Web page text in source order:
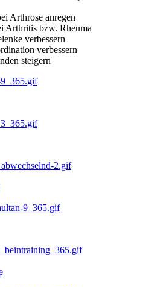
Arthrose anregen
Arthritis bzw. Rheuma
verbessern
verbessern
steigern